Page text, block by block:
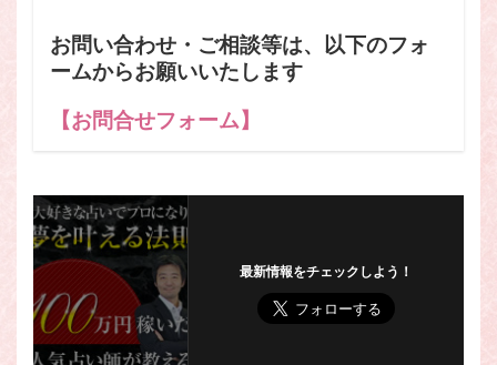
お問い合わせ・ご相談等は、以下のフォ
ームからお願いいたします
【お問合せフォーム】
最新情報をチェックしよう！